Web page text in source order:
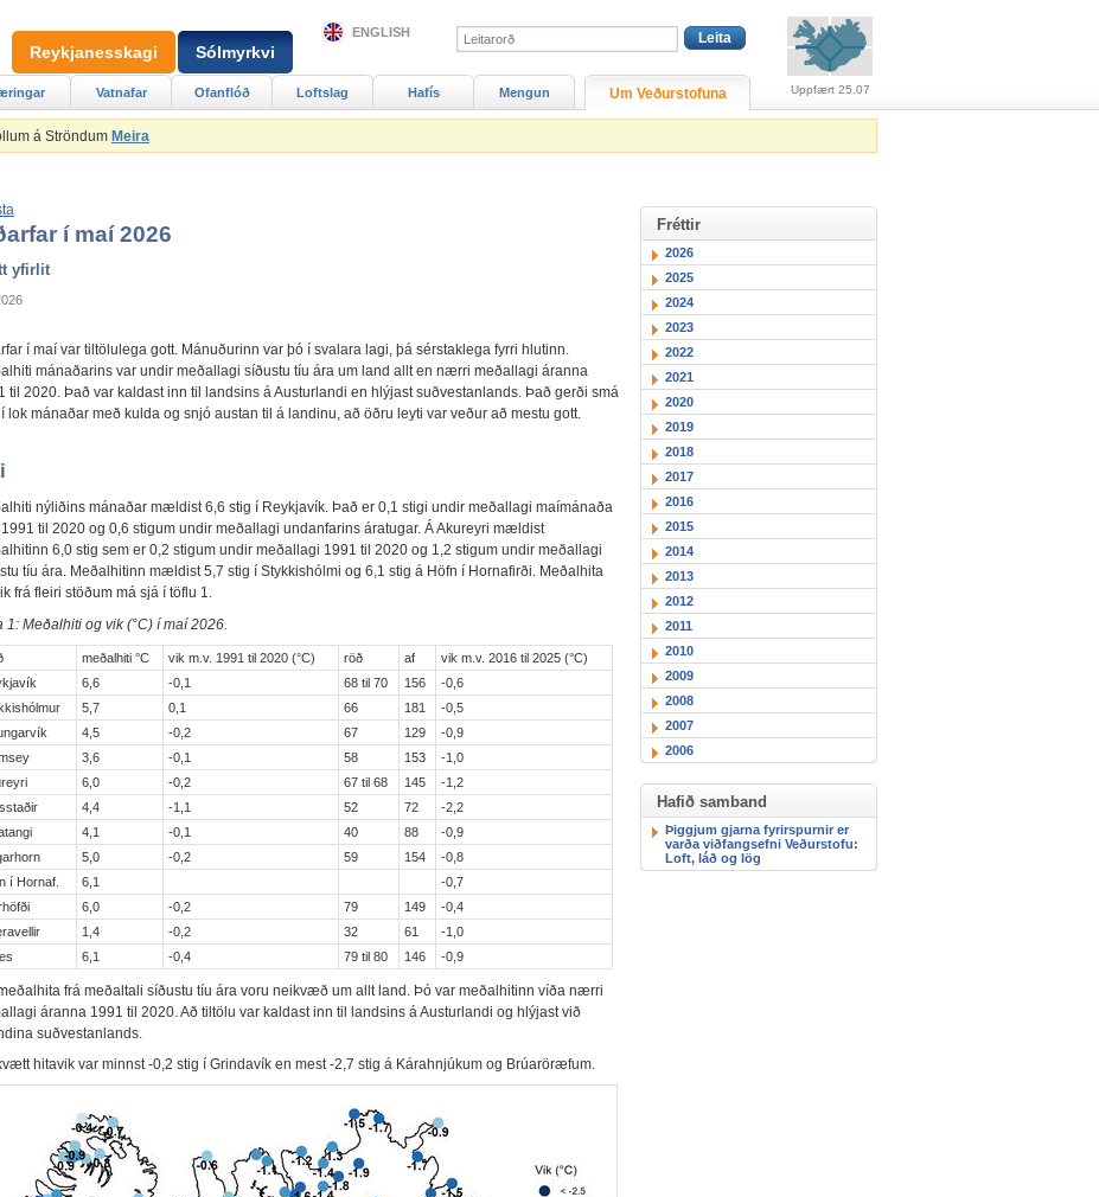
á Ströndum Meira
í maí 2026
yfirlit
í maí var tiltölulega gott. Mánuðurinn var þó í svalara lagi, þá sérstaklega fyrri hlutinn.
mánaðarins var undir meðallagi síðustu tíu ára um land allt en nærri meðallagi áranna
til 2020. Það var kaldast inn til landsins á Austurlandi en hlýjast suðvestanlands. Það gerði smá
í lok mánaðar með kulda og snjó austan til á landinu, að öðru leyti var veður að mestu gott.
nýliðins mánaðar mældist 6,6 stig í Reykjavík. Það er 0,1 stigi undir meðallagi maímánaða
til 2020 og 0,6 stigum undir meðallagi undanfarins áratugar. Á Akureyri mældist
6,0 stig sem er 0,2 stigum undir meðallagi 1991 til 2020 og 1,2 stigum undir meðallagi
tíu ára. Meðalhitinn mældist 5,7 stig í Stykkishólmi og 6,1 stig á Höfn í Hornafirði. Meðalhita
frá fleiri stöðum má sjá í töflu 1.
1: Meðalhiti og vik (°C) í maí 2026.
meðalhiti °C vik m.v. 1991 til 2020 (°C) röð af
vik m.v. 2016 til 2025 (°C)
6,6 -0,1 68 til 70 156
-0,6
5,7 0,1 66 181
-0,5
4,5 -0,2 67 129
-0,9
3,6 -0,1 58 153
-1,0
6,0 -0,2 67 til 68 145
-1,2
4,4 -1,1 52 72
-2,2
4,1 -0,1 40 88
-0,9
5,0 -0,2 59 154
-0,8
í Hornaf.
6,1
-0,7
6,0 -0,2 79 149
-0,4
1,4 -0,2 32 61
-1,0
6,1 -0,4 79 til 80 146 -0,9
frá meðaltali síðustu tíu ára voru neikvæð um allt land. Þó var meðalhitinn víða nærri
áranna 1991 til 2020. Að tiltölu var kaldast inn til landsins á Austurlandi og hlýjast við
suðvestanlands.
hitavik var minnst -0,2 stig í Grindavík en mest -2,7 stig á Kárahnjúkum og Brúaröræfum.
Fréttir
2026
2025
2024
2023
2022
2021
2020
2019
2018
2017
2016
2015
2014
2013
2012
2011
2010
2009
2008
2007
2006
Hafið samband
Þiggjum gjarna fyrirspurnir er
varða viðfangsefni Veðurstofu:
Loft, láð og lög
Vatnafar Ofanflóð Loftslag Hafís Mengun Um Veðurstofuna Uppfært 25.07
Reykjanesskagi Sólmyrkvi
ENGLISH